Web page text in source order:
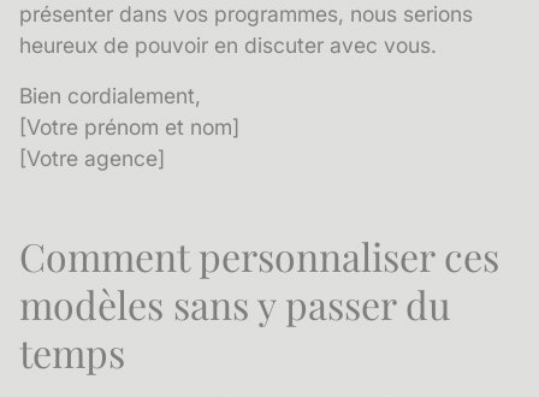
présenter dans vos programmes, nous serions
heureux de pouvoir en discuter avec vous.
Bien cordialement,
[Votre prénom et nom]
[Votre agence]
Comment personnaliser ces
modèles sans y passer du
temps